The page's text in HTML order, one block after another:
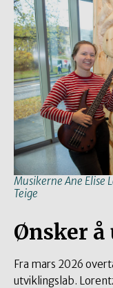
Musikerne Ane Elise
Teige
Ønsker
Fra mars 2026
utviklingslab.